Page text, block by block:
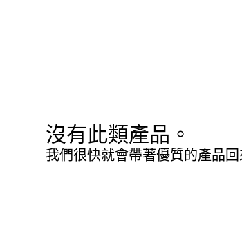
沒有此類產品。
我們很快就會帶著優質的產品